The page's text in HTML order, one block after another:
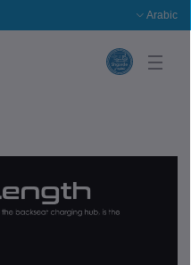
Arabic